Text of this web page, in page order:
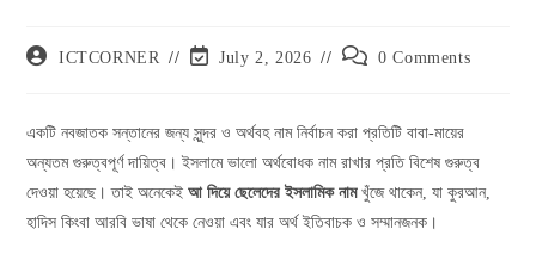
ICTCORNER July 2, 2026 0 Comments
একটি নবজাতক সন্তানের জন্য সুন্দর ও অর্থবহ নাম নির্বাচন করা প্রতিটি বাবা-মায়ের
অন্যতম গুরুত্বপূর্ণ দায়িত্ব। ইসলামে ভালো অর্থবোধক নাম রাখার প্রতি বিশেষ গুরুত্ব
দেওয়া হয়েছে। তাই অনেকেইআ দিয়ে ছেলেদের ইসলামিক নামখুঁজে থাকেন, যা কুরআন,
হাদিস কিংবা আরবি ভাষা থেকে নেওয়া এবং যার অর্থ ইতিবাচক ও সম্মানজনক।